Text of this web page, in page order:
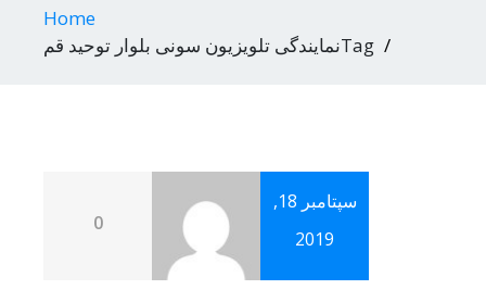
Home
Tagنمایندگی تلویزیون سونی بلوار توحید قم
سپتامبر 18,
2019
0